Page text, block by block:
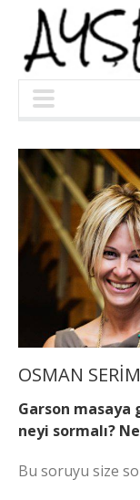
OSMAN SERİM
Garson masaya
neyi sormalı?
Bu soruyu size